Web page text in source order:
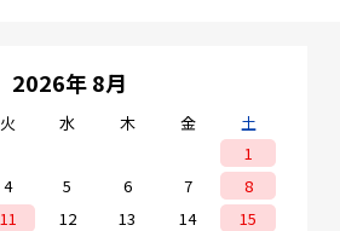
2026年 8月
火 水 木 金
土
1
4 5 6 7
8
11 12 13 14
15